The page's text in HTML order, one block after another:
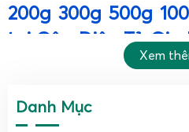
Danh Mục
200g 300g 500g
tại Cân Điện Tử Gia
Xem